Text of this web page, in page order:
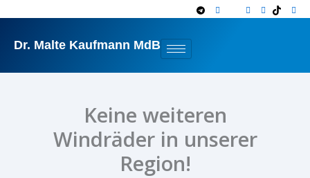
springen
Dr. Malte Kaufmann MdB
Keine weiteren
Windräder in unserer
Region!